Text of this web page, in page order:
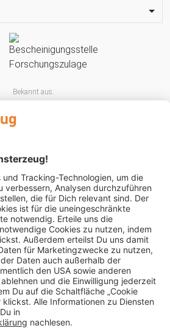
Bekannt aus:
Mitglied im:
AGB Widerrufsbelehrung